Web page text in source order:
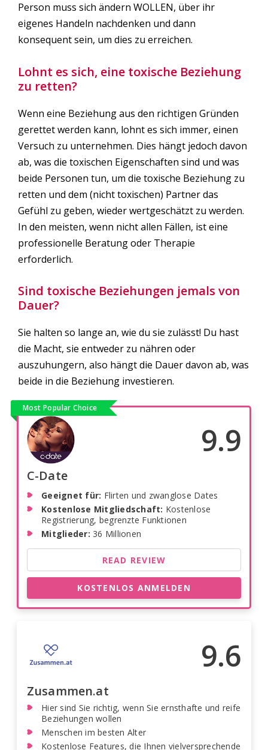
Person muss sich ändern WOLLEN, über ihr
eigenes Handeln nachdenken und dann
konsequent sein, um dies zu erreichen.
Lohnt es sich, eine toxische Beziehung
zu retten?
Wenn eine Beziehung aus den richtigen Gründen
gerettet werden kann, lohnt es sich immer, einen
Versuch zu unternehmen. Dies hängt jedoch davon
ab, was die toxischen Eigenschaften sind und was
beide Personen tun, um die toxische Beziehung zu
retten und dem (nicht toxischen) Partner das
Gefühl zu geben, wieder wertgeschätzt zu werden.
In den meisten, wenn nicht allen Fällen, ist eine
professionelle Beratung oder Therapie
erforderlich.
Sind toxische Beziehungen jemals von
Dauer?
Sie halten so lange an, wie du sie zulässt! Du hast
die Macht, sie entweder zu nähren oder
auszuhungern, also hängt die Dauer davon ab, was
beide in die Beziehung investieren.
Most Popular Choice
9.9
C-Date
Geeignet für: Flirten und zwanglose Dates
Kostenlose Mitgliedschaft: Kostenlose
Registrierung, begrenzte Funktionen
Mitglieder: 36 Millionen
READ REVIEW
KOSTENLOS ANMELDEN
9.6
Zusammen.at
Hier sind Sie richtig, wenn Sie ernsthafte und reife
Beziehungen wollen
Menschen im besten Alter
Kostenlose Features, die Ihnen vielversprechende